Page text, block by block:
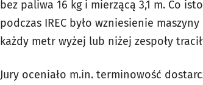
bez paliwa 16 kg i mierzącą 3,1 m. Co
podczas IREC było wzniesienie
każdy metr wyżej lub niżej zespoły
Jury oceniało m.in. terminowość